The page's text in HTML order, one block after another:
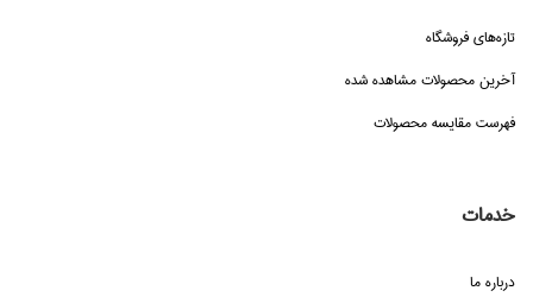
تازه‌هاي فروشگاه
آخرین محصولات مشاهده شده
فهرست مقایسه محصولات
خدمات
درباره ما